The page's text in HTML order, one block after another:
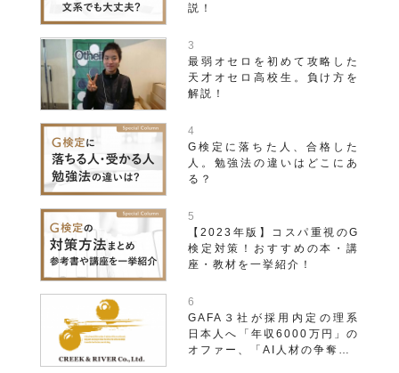
説！
最弱オセロを初めて攻略した
天才オセロ高校生。負け方を
解説！
G検定に落ちた人、合格した
人。勉強法の違いはどこにあ
る？
【2023年版】コスパ重視のG
検定対策！おすすめの本・講
座・教材を一挙紹介！
GAFA３社が採用内定の理系
日本人へ「年収6000万円」の
オファー、「AI人材の争奪…